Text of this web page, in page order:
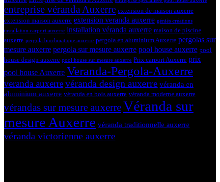
entreprise véranda Auxerre extension de maison auxerre
extension maison auxerre extension veranda auxerre géniès créations
installation carport auxerre installation véranda auxerre maison de piscine
auxerre pergola bioclimatique auxerre pergola en aluminium Auxerre pergolas sur
mesure auxerre pergola sur mesure auxerre pool house auxerre pool
house design auxerre pool house sur mesure auxerre Prix carport Auxerre prix
pool house Auxerre Veranda-Pergola-Auxerre
veranda auxerrevéranda design auxerre véranda en
aluminium auxerre véranda en bois auxerre véranda moderne auxerre
vérandas sur mesure auxerreVéranda sur
mesure Auxerre véranda traditionnelle auxerre
véranda victorienne auxerre